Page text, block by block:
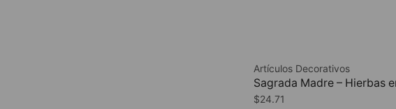
Artículos Decorativos
Sagrada Madre – Hierbas
$24.71